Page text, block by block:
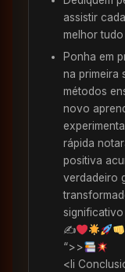
assistir
melhor
Ponha em
na primeira
métodos
novo
rápida
positiva
verdadeiro
significativo
✍
“>>
<li